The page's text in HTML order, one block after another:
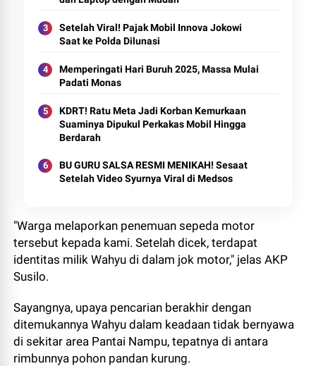
Setelah Viral! Pajak Mobil Innova Jokowi
Saat ke Polda Dilunasi
Memperingati Hari Buruh 2025, Massa Mulai
Padati Monas
KDRT! Ratu Meta Jadi Korban Kemurkaan
Suaminya Dipukul Perkakas Mobil Hingga
Berdarah
BU GURU SALSA RESMI MENIKAH! Sesaat
Setelah Video Syurnya Viral di Medsos
"Warga melaporkan penemuan sepeda motor
tersebut kepada kami. Setelah dicek, terdapat
identitas milik Wahyu di dalam jok motor," jelas AKP
Susilo.
Sayangnya, upaya pencarian berakhir dengan
ditemukannya Wahyu dalam keadaan tidak bernyawa
di sekitar area Pantai Nampu, tepatnya di antara
rimbunnya pohon pandan kurung.